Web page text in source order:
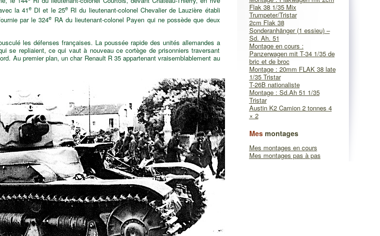
Flak 38 1/35 Mix
Trumpeter/Tristar
2cm Flak 38
Sonderanhänger (1 essieu) –
Sd. Ah. 51
Montage en cours :
Panzerwagen mit T-34 1/35 de
bric et de broc
Montage : 20mm FLAK 38 late
1/35 Tristar
T-26B nationaliste
Montage : Sd.Ah 51 1/35
Tristar
Austin K2 Camion 2 tonnes 4
× 2
Mesmontages
Mes montages en cours
Mes montages pas à pas
la 41e DI et le 25eRI du lieutenant-colonel Chevalier de Lauzière établi
par le 324e RA du lieutenant-colonel Payen qui ne possède que deux
les défenses françaises. La poussée rapide des unités allemandes a
se repliaient, ce qui vaut à nouveau ce cortège de prisonniers traversant
Au premier plan, un char Renault R 35 appartenant vraisemblablement au